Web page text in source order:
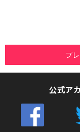
プ
公式ア